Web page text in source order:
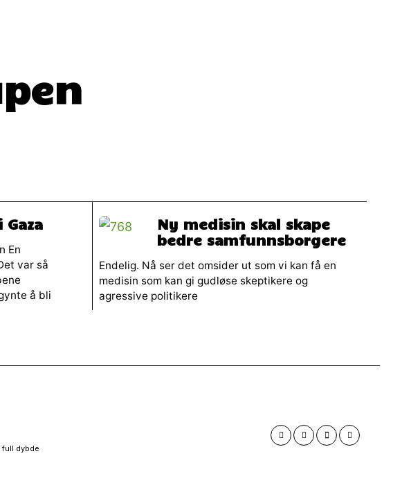
En
var så
å bli
Ny medisin skal skape
bedre samfunnsborgere
Endelig. Nå ser det omsider ut som vi kan få en
medisin som kan gi gudløse skeptikere og
agressive politikere
full dybde